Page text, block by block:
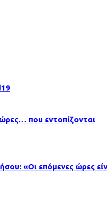
που εντοπίζονται
«Οι επόμενες ώρες